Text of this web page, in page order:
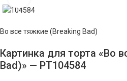
Во все тяжкие (Breaking Bad)
Картинка для торта «Во
Bad)» — PT104584